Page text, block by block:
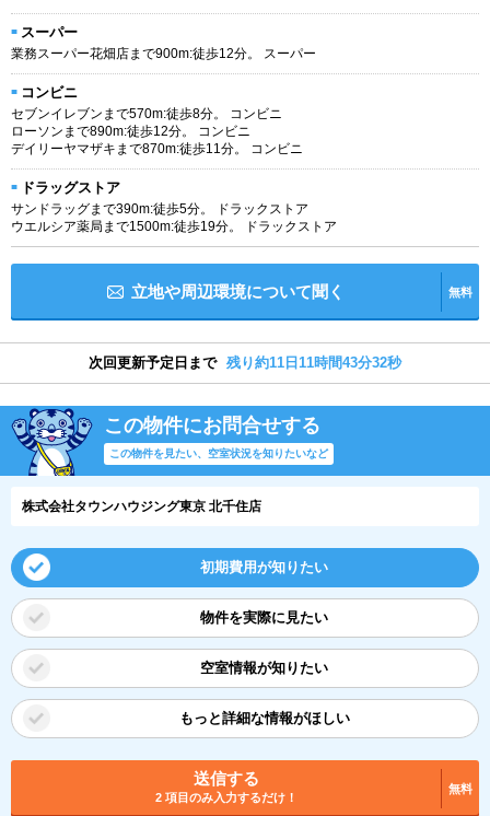
スーパー
業務スーパー花畑店まで900m:徒歩12分。 スーパー
コンビニ
セブンイレブンまで570m:徒歩8分。 コンビニ
ローソンまで890m:徒歩12分。 コンビニ
デイリーヤマザキまで870m:徒歩11分。 コンビニ
ドラッグストア
サンドラッグまで390m:徒歩5分。 ドラックストア
ウエルシア薬局まで1500m:徒歩19分。 ドラックストア
立地や周辺環境について聞く 無料
次回更新予定日まで 残り約11日11時間43分31秒
この物件にお問合せする
この物件を見たい、空室状況を知りたいなど
株式会社タウンハウジング東京 北千住店
初期費用が知りたい
物件を実際に見たい
空室情報が知りたい
もっと詳細な情報がほしい
送信する
2 項目のみ入力するだけ！
無料